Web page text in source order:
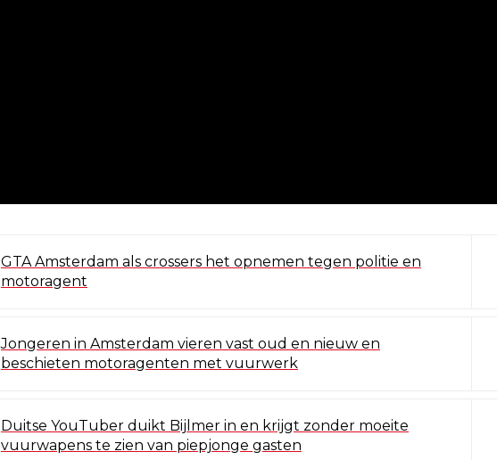
GTA Amsterdam als crossers het opnemen tegen politie en
motoragent
Jongeren in Amsterdam vieren vast oud en nieuw en
beschieten motoragenten met vuurwerk
Duitse YouTuber duikt Bijlmer in en krijgt zonder moeite
vuurwapens te zien van piepjonge gasten